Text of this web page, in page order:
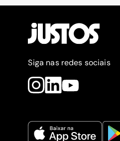
Siga nas redes sociais